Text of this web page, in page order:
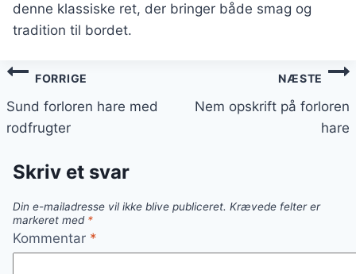
denne klassiske ret, der bringer både smag og
tradition til bordet.
Indlægsnavigation
FORRIGE
Sund forloren hare med
rodfrugter
NÆSTE
Nem opskrift på forloren
hare
Skriv et svar
Din e-mailadresse vil ikke blive publiceret. Krævede felter er
markeret med *
Kommentar *